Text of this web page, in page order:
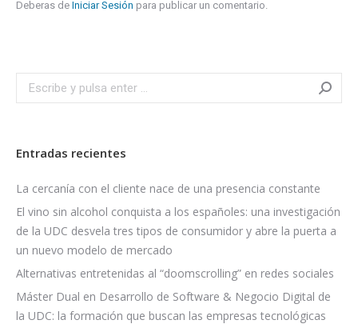
Deberas de Iniciar Sesión para publicar un comentario.
Search:
Entradas recientes
La cercanía con el cliente nace de una presencia constante
El vino sin alcohol conquista a los españoles: una investigación
de la UDC desvela tres tipos de consumidor y abre la puerta a
un nuevo modelo de mercado
Alternativas entretenidas al “doomscrolling” en redes sociales
Máster Dual en Desarrollo de Software & Negocio Digital de
la UDC: la formación que buscan las empresas tecnológicas